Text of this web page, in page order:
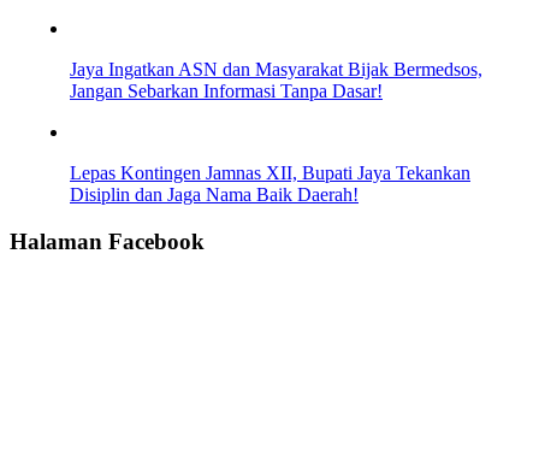
Jaya Ingatkan ASN dan Masyarakat Bijak Bermedsos,
Jangan Sebarkan Informasi Tanpa Dasar!
Lepas Kontingen Jamnas XII, Bupati Jaya Tekankan
Disiplin dan Jaga Nama Baik Daerah!
Halaman Facebook